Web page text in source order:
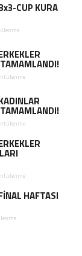
CUP KURA
HAFTASI